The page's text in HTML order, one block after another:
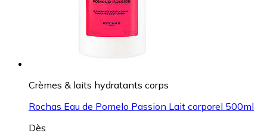
Crèmes & laits hydratants corps
Rochas Eau de Pomelo Passion Lait corporel 500ml
Dès